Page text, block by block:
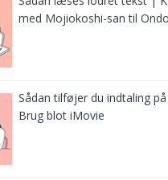
med Mojiokoshi-san til
Sådan tilføjer du indtaling
Brug blot iMovie